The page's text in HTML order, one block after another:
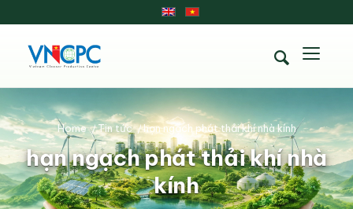
hạn ngạch phát thải khí nhà
kính
Home /Tin tức /hạn ngạch phát thải khí nhà kính